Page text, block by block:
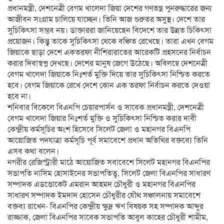
প্রধানমন্ত্রী, দেশনেত্রী বেগম খালেদা জিয়া দেশের গণতন্ত্র পুনরুদ্ধারের জন্য
আজীবন সংগ্রাম চালিয়ে যাচ্ছেন। তিনি আজ গুরুতর অসুস্থ। দেশে তার
সুচিকিৎসা সম্ভব নয়। ডাক্তাররা জানিয়েছেন বিদেশে তার উন্নত চিকিৎসা
প্রয়োজন। কিন্তু তাকে সুচিকিৎসা থেকে বঞ্চিত রেখেছে। তারা এখন বেগম
জিয়াকে ছাড়া দেশে একতরফা নীশিরারাতের আরেকটি প্রহসনের নির্বাচন
করার দিবাস্বপ্ন দেখছে। দেশের মানুষ জেগে উঠেছে। অবিলম্বে দেশনেত্রী
বেগম খালেদা জিয়াকে নিঃশর্ত মুক্তি দিয়ে তার সুচিকিৎসা নিশ্চিত করতে
হবে। বেগম জিয়াকে রেখে দেশে কোন এক তরফা নির্বাচন করতে দেওয়া
হবে না।
শনিবার বিকেলে বিএনপি চেয়ারপার্সন ও সাবেক প্রধানমন্ত্রী, দেশনেত্রী
বেগম খালেদা জিয়ার নিঃশর্ত মুক্তি ও সুচিকিৎসা নিশ্চিত করার দাবী
কেন্দ্রীয় কর্মসূচির অংশ হিসেবে সিলেট জেলা ও মহানগর বিএনপি
আয়োজিত পদযাত্রা কর্মসূচি পূর্ব সমাবেশে প্রধান অতিথির বক্তব্যে তিনি
এসব কথা বলেন।
নগরীর রেজিস্ট্রারী মাঠে আয়োজিত সবাবেশে সিলেট মহানগর বিএনপির
সভাপতি নাসিম হোসাইনের সভাপতিত্ব, সিলেট জেলা বিএনপির সাধারণ
সম্পাদক এডভোকেট এমরান আহমদ চৌধুরী ও মহানগর বিএনপির
সাধারণ সম্পাদক ইমদাদ হোসেন চৌধুরীর যৌথ সঞ্চালনায় সমাবেশে
বক্তব্য রাখেন- বিএনপির কেন্দ্রীয় ক্ষুদ্র ঋণ বিষয়ক সহ সম্পাদক আব্দুর
রাজ্জাক, জেলা বিএনপির সাবেক সভাপতি আবুল কাহের চৌধুরী শামীম,